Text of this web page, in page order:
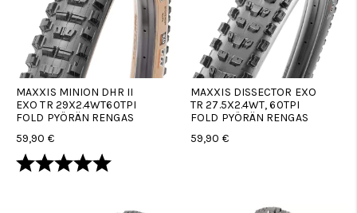
MAXXIS MINION DHR II
EXO TR 29X2.4WT60TPI
FOLD PYÖRÄN RENGAS
59,90 €
Arvio:
MAXXIS DISSECTOR EXO
TR 27.5X2.4WT, 60TPI
FOLD PYÖRÄN RENGAS
59,90 €